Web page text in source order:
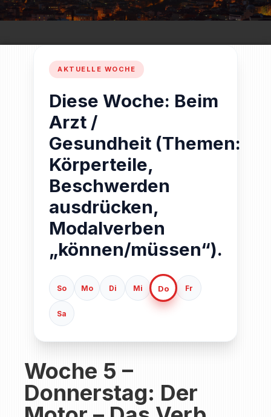
Diese Woche: Beim
Arzt /
Gesundheit (Themen:
Körperteile,
Beschwerden
ausdrücken,
Modalverben
„können/müssen“).
So Mo Di Mi Do Fr
Sa
Woche 5 –
Donnerstag: Der